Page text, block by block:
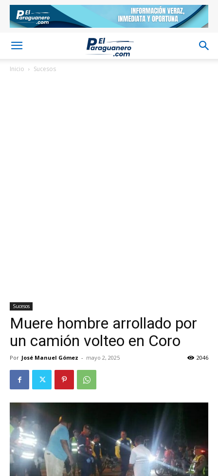
Inicio Sucesos
Sucesos
Muere hombre arrollado por
un camión volteo en Coro
Por José Manuel Gómez - mayo 2, 2025 2046